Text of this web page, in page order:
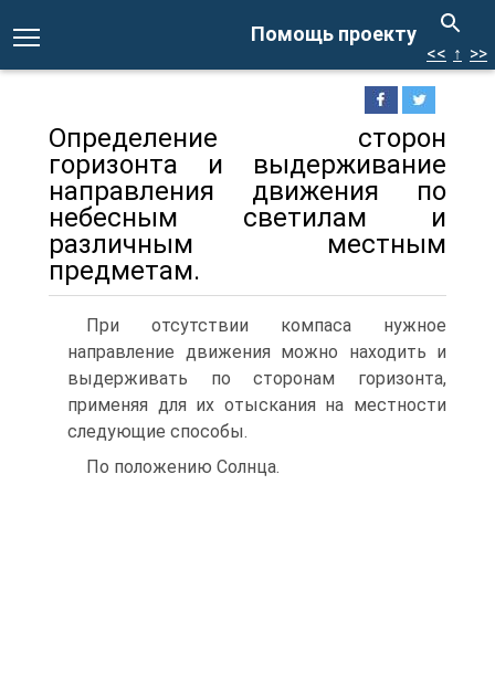
Помощь проекту
<< ↑ >>
Определение сторон
горизонта и выдерживание
направления движения по
небесным светилам и
различным местным
предметам.
При отсутствии компаса нужное
направление движения можно находить и
выдерживать по сторонам горизонта,
применяя для их отыскания на местности
следующие способы.
По положению Солнца.